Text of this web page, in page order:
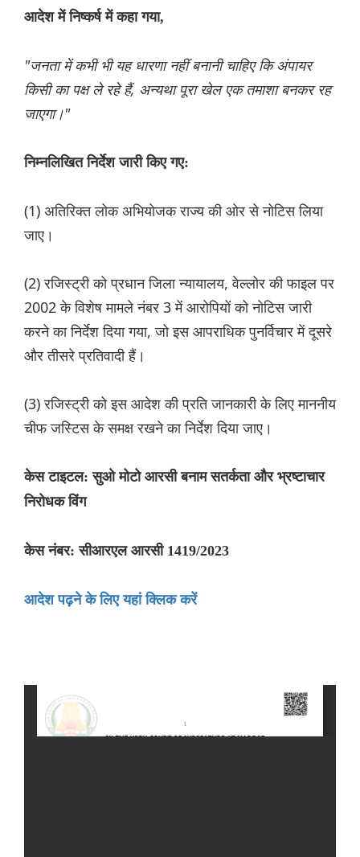
आदेश में निष्कर्ष में कहा गया,
"जनता में कभी भी यह धारणा नहीं बनानी चाहिए कि अंपायर
किसी का पक्ष ले रहे हैं, अन्यथा पूरा खेल एक तमाशा बनकर रह
जाएगा।"
निम्नलिखित निर्देश जारी किए गए:
(1) अतिरिक्त लोक अभियोजक राज्य की ओर से नोटिस लिया
जाए।
(2) रजिस्ट्री को प्रधान जिला न्यायालय, वेल्लोर की फाइल पर
2002 के विशेष मामले नंबर 3 में आरोपियों को नोटिस जारी
करने का निर्देश दिया गया, जो इस आपराधिक पुनर्विचार में दूसरे
और तीसरे प्रतिवादी हैं।
(3) रजिस्ट्री को इस आदेश की प्रति जानकारी के लिए माननीय
चीफ जस्टिस के समक्ष रखने का निर्देश दिया जाए।
केस टाइटल: सुओ मोटो आरसी बनाम सतर्कता और भ्रष्टाचार
निरोधक विंग
केस नंबर: सीआरएल आरसी 1419/2023
आदेश पढ़ने के लिए यहां क्लिक करें